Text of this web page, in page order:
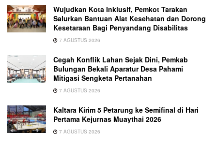
Wujudkan Kota Inklusif, Pemkot Tarakan
Salurkan Bantuan Alat Kesehatan dan Dorong
Kesetaraan Bagi Penyandang Disabilitas
7 AGUSTUS 2026
Cegah Konflik Lahan Sejak Dini, Pemkab
Bulungan Bekali Aparatur Desa Pahami
Mitigasi Sengketa Pertanahan
7 AGUSTUS 2026
Kaltara Kirim 5 Petarung ke Semifinal di Hari
Pertama Kejurnas Muaythai 2026
7 AGUSTUS 2026